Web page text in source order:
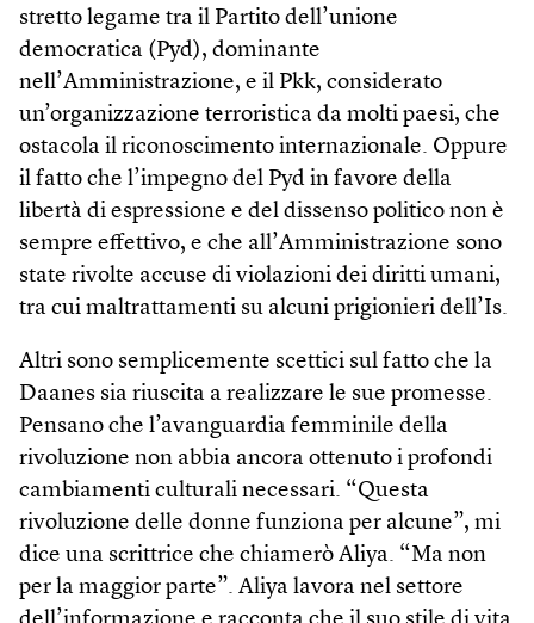
stretto legame tra il Partito dell’unione
democratica (Pyd), dominante
nell’Amministrazione, e il Pkk, considerato
un’organizzazione terroristica da molti paesi, che
ostacola il riconoscimento internazionale. Oppure
il fatto che l’impegno del Pyd in favore della
libertà di espressione e del dissenso politico non è
sempre effettivo, e che all’Amministrazione sono
state rivolte accuse di violazioni dei diritti umani,
tra cui maltrattamenti su alcuni prigionieri dell’Is.
Altri sono semplicemente scettici sul fatto che la
Daanes sia riuscita a realizzare le sue promesse.
Pensano che l’avanguardia femminile della
rivoluzione non abbia ancora ottenuto i profondi
cambiamenti culturali necessari. “Questa
rivoluzione delle donne funziona per alcune”, mi
dice una scrittrice che chiamerò Aliya. “Ma non
per la maggior parte”. Aliya lavora nel settore